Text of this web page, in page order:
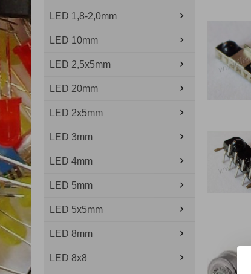
LED 1,8-2,0mm
LED 10mm
LED 2,5x5mm
LED 20mm
LED 2x5mm
LED 3mm
LED 4mm
LED 5mm
LED 5x5mm
LED 8mm
LED 8x8